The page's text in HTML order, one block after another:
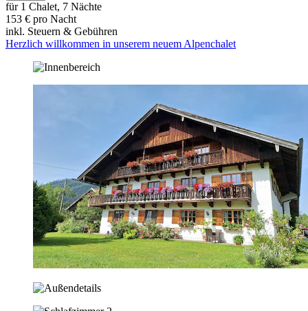
für 1 Chalet, 7 Nächte
153 € pro Nacht
inkl. Steuern & Gebühren
Herzlich willkommen in unserem neuem Alpenchalet